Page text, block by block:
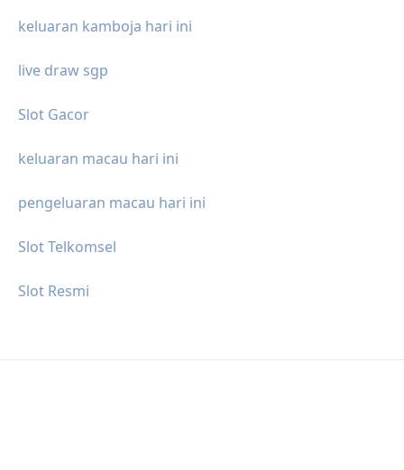
keluaran kamboja hari ini
live draw sgp
Slot Gacor
keluaran macau hari ini
pengeluaran macau hari ini
Slot Telkomsel
Slot Resmi